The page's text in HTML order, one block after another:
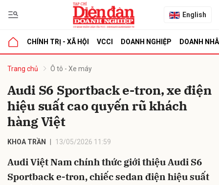
English
CHÍNH TRỊ - XÃ HỘI VCCI DOANH NGHIỆP DOANH
Trang chủ Ô tô - Xe máy
Audi S6 Sportback e-tron, xe điện
hiệu suất cao quyến rũ khách
hàng Việt
KHOA TRẦN 13/05/2026 11:59
Audi Việt Nam chính thức giới thiệu Audi S6
Sportback e-tron, chiếc sedan điện hiệu suất
luận
Hủy